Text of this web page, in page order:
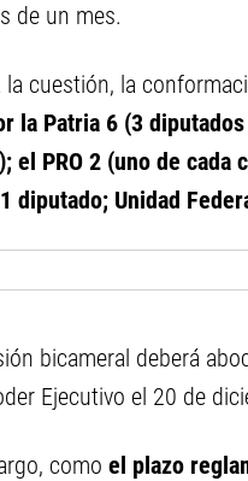
de un mes.
la cuestión, la
la Patria 6 (3
el PRO 2 (uno de cada
diputado; Unidad
bicameral deberá
Ejecutivo el 20 de
como el plazo